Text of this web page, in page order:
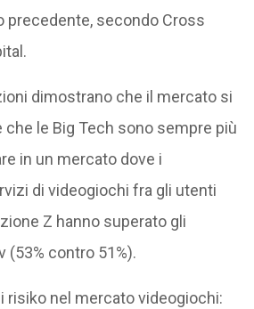
precedente, secondo Cross
dimostrano che il mercato si
le Big Tech sono sempre più
in un mercato dove i
di videogiochi fra gli utenti
Z hanno superato gli
(53% contro 51%).
risiko nel mercato videogiochi: